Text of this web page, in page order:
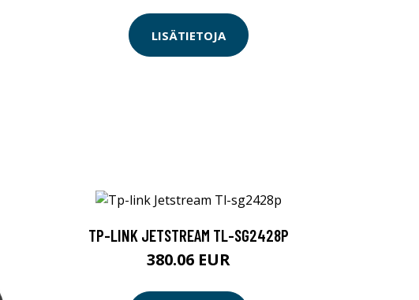
LISÄTIETOJA
TP-LINK JETSTREAM TL-SG2428P
380.06 EUR